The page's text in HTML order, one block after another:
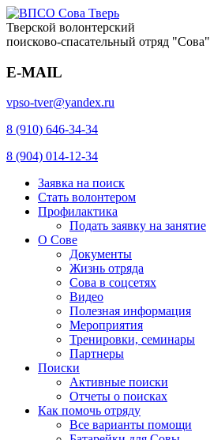
Тверской волонтерский
поисково-спасательный отряд "Сова"
E-MAIL
vpso-tver@yandex.ru
8 (910) 646-34-34
8 (904) 014-12-34
Заявка на поиск
Стать волонтером
Профилактика
Подать заявку на занятие
О Сове
Документы
Жизнь отряда
Сова в соцсетях
Видео
Полезная информация
Мероприятия
Тренировки, семинары
Партнеры
Поиски
Активные поиски
Отчеты о поисках
Как помочь отряду
Все варианты помощи